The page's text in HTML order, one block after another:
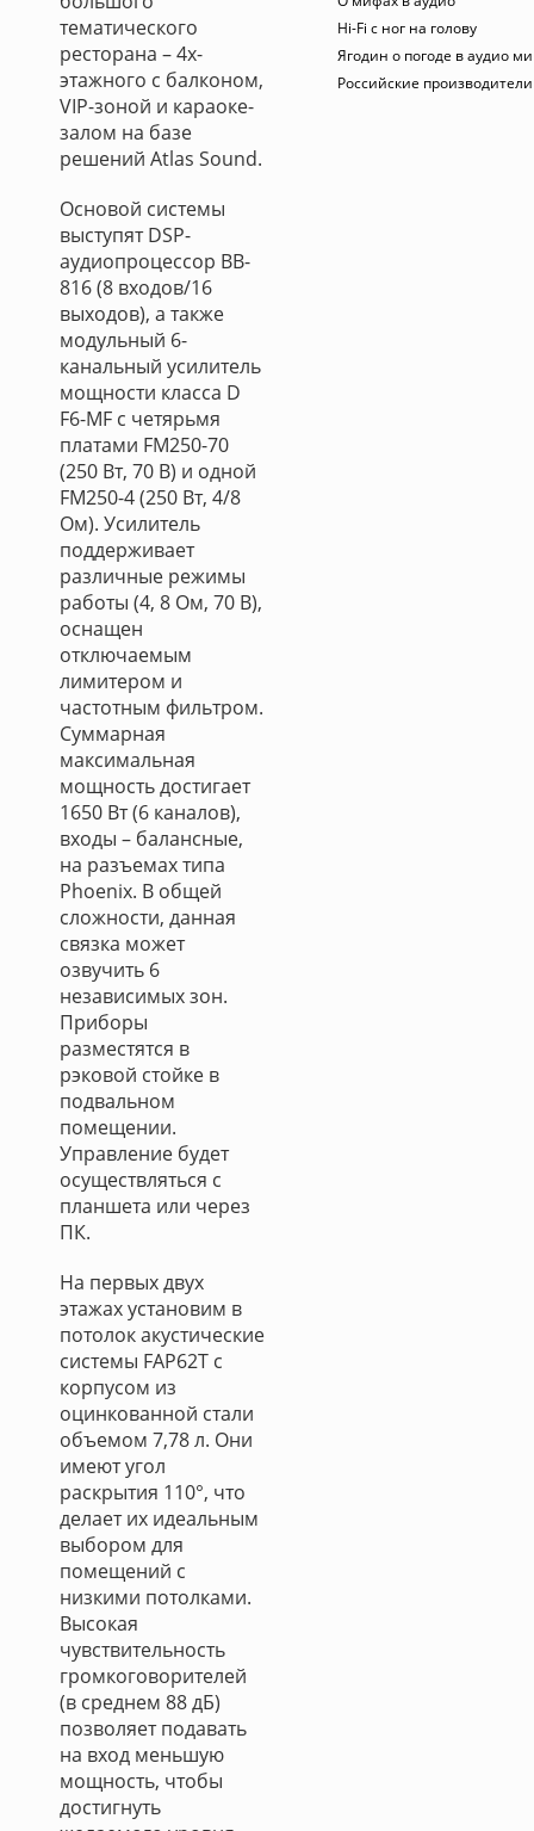
тематического
ресторана – 4х-
этажного с балконом,
VIP-зоной и караоке-
залом на базе
решений Atlas Sound.
Основой системы
выступят DSP-
аудиопроцессор BB-
816 (8 входов/16
выходов), а также
модульный 6-
канальный усилитель
мощности класса D
F6-MF с четярьмя
платами FM250-70
(250 Вт, 70 В) и одной
FM250-4 (250 Вт, 4/8
Ом). Усилитель
поддерживает
различные режимы
работы (4, 8 Ом, 70 В),
оснащен
отключаемым
лимитером и
частотным фильтром.
Суммарная
максимальная
мощность достигает
1650 Вт (6 каналов),
входы – балансные,
на разъемах типа
Phoenix. В общей
сложности, данная
связка может
озвучить 6
независимых зон.
Приборы
разместятся в
рэковой стойке в
подвальном
помещении.
Управление будет
осуществляться с
планшета или через
ПК.
На первых двух
этажах установим в
потолок акустические
системы FAP62T с
корпусом из
оцинкованной стали
объемом 7,78 л. Они
имеют угол
раскрытия 110°, что
делает их идеальным
выбором для
помещений с
низкими потолками.
Высокая
чувствительность
громкоговорителей
(в среднем 88 дБ)
позволяет подавать
на вход меньшую
мощность, чтобы
достигнуть
Hi-Fi с ног на голову
Ягодин о погоде в аудио
Российские производители